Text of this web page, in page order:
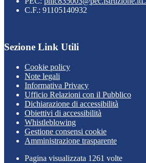
C.F.: 91105140932
Sezione Link Utili
Cookie policy
Note legali
Informativa Privacy
Ufficio Relazioni con il Pubblico
Dichiarazione di accessibilità
Obiettivi di accessibilità
Whistleblowing
Gestione consensi cookie
Amministrazione trasparente
Pagina visualizzata 1261 volte